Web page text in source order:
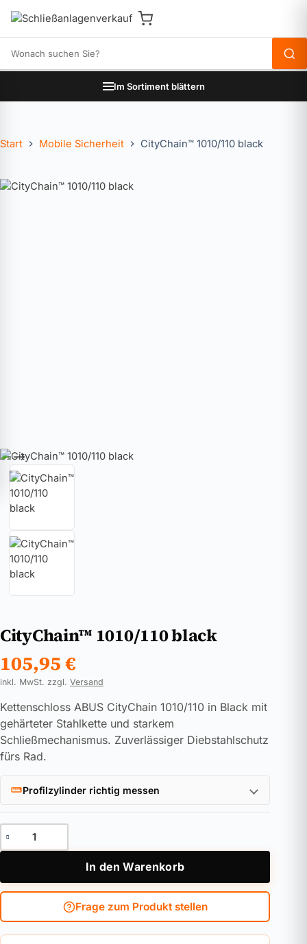
Im Sortiment blättern
Start Mobile Sicherheit CityChain™ 1010/110 black
CityChain™ 1010/110 black
105,95€
inkl. MwSt. zzgl. Versand
Kettenschloss ABUS CityChain 1010/110 in Black mit
gehärteter Stahlkette und starkem
Schließmechanismus. Zuverlässiger Diebstahlschutz
fürs Rad.
Profilzylinder richtig messen
CityChain™ 1010/110 black Menge
In den Warenkorb
Frage zum Produkt stellen